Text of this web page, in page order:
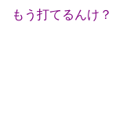
もう打てるんけ？